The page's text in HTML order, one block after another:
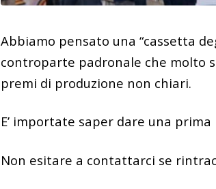
Abbiamo pensato una “cassetta
controparte padronale che molto
premi di produzione non chiari.
E’ importate saper dare una
Non esitare a contattarci se